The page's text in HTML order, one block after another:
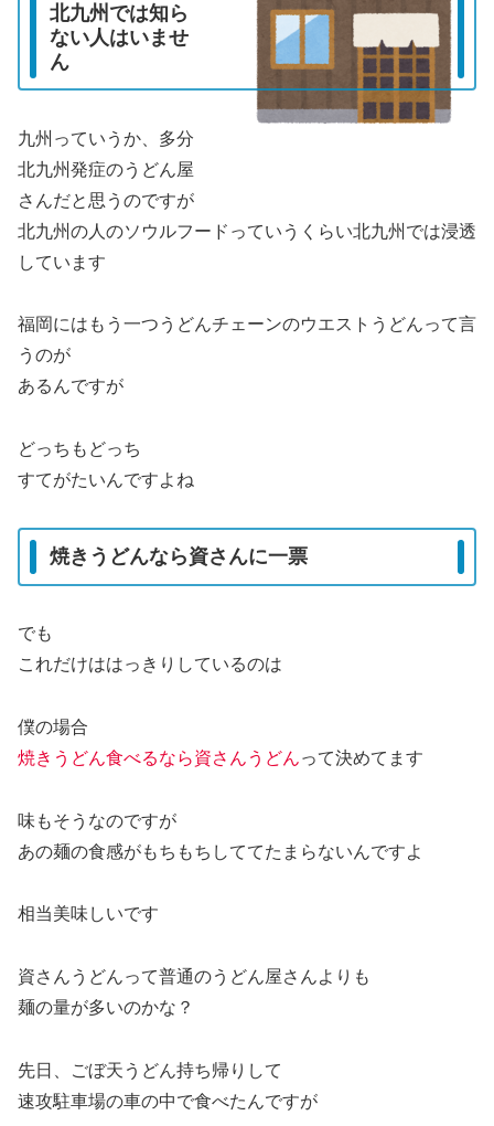
北九州では知ら
ない人はいませ
ん
九州っていうか、多分
北九州発症のうどん屋
さんだと思うのですが
北九州の人のソウルフードっていうくらい北九州では浸透
しています
福岡にはもう一つうどんチェーンのウエストうどんって言
うのが
あるんですが
どっちもどっち
すてがたいんですよね
焼きうどんなら資さんに一票
でも
これだけははっきりしているのは
僕の場合
焼きうどん食べるなら資さんうどんって決めてます
味もそうなのですが
あの麺の食感がもちもちしててたまらないんですよ
相当美味しいです
資さんうどんって普通のうどん屋さんよりも
麺の量が多いのかな？
先日、ごぼ天うどん持ち帰りして
速攻駐車場の車の中で食べたんですが